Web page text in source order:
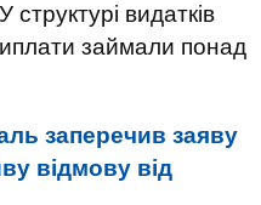
видатків
займали понад
заперечив заяву
відмову від